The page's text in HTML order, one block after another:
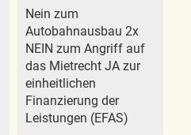
Nein zum
Autobahnausbau 2x
NEIN zum Angriff auf
das Mietrecht JA zur
einheitlichen
Finanzierung der
Leistungen (EFAS)